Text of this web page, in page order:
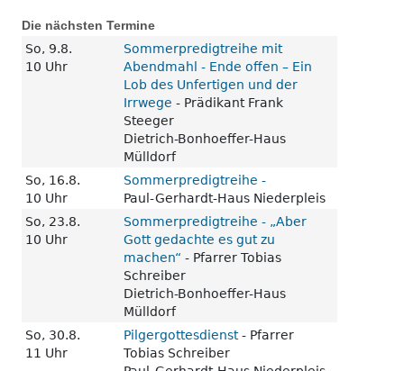
Die nächsten Termine